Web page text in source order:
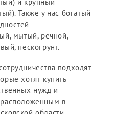
Также у нас богатый
мытый, речной,
пескогрунт.
подходят
хотят купить
нужд и
в